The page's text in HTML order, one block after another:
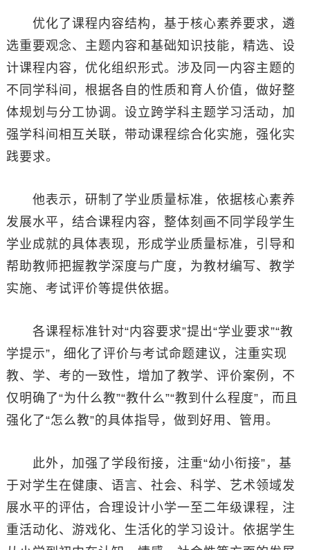
优化了课程内容结构，基于核心素养要求，遴
选重要观念、主题内容和基础知识技能，精选、设
计课程内容，优化组织形式。涉及同一内容主题的
不同学科间，根据各自的性质和育人价值，做好整
体规划与分工协调。设立跨学科主题学习活动，加
强学科间相互关联，带动课程综合化实施，强化实
践要求。
他表示，研制了学业质量标准，依据核心素养
发展水平，结合课程内容，整体刻画不同学段学生
学业成就的具体表现，形成学业质量标准，引导和
帮助教师把握教学深度与广度，为教材编写、教学
实施、考试评价等提供依据。
各课程标准针对“内容要求”提出“学业要求”“教
学提示”，细化了评价与考试命题建议，注重实现
教、学、考的一致性，增加了教学、评价案例，不
仅明确了“为什么教”“教什么”“教到什么程度”，而且
强化了“怎么教”的具体指导，做到好用、管用。
此外，加强了学段衔接，注重“幼小衔接”，基
于对学生在健康、语言、社会、科学、艺术领域发
展水平的评估，合理设计小学一至二年级课程，注
重活动化、游戏化、生活化的学习设计。依据学生